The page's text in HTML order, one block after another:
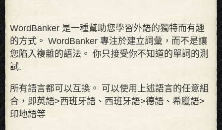
WordBanker 是一種幫助您學習外語的獨特而有趣
的方式。 WordBanker 專注於建立詞彙，而不是讓
您陷入複雜的語法。 你只接受你不知道的單詞的測
試.
所有語言都可以互換。 可以使用上述語言的任意組
合，即英語>西班牙語、西班牙語>德語、希臘語>
印地語等